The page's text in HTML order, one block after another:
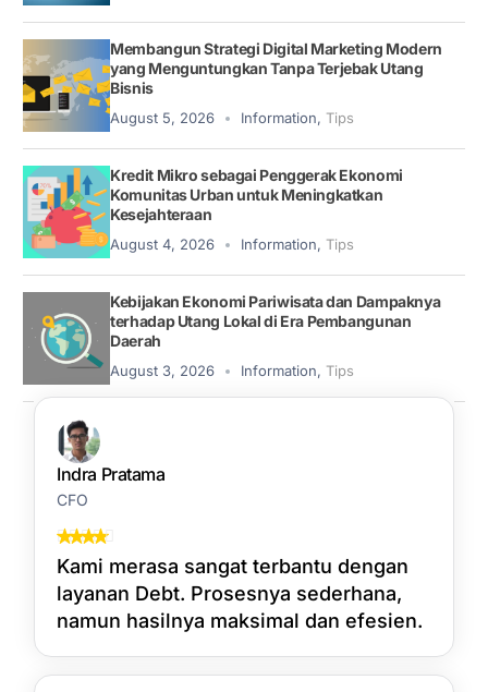
Membangun Strategi Digital Marketing Modern
yang Menguntungkan Tanpa Terjebak Utang
Bisnis
August 5, 2026 Information, Tips
Kredit Mikro sebagai Penggerak Ekonomi
Komunitas Urban untuk Meningkatkan
Kesejahteraan
August 4, 2026 Information, Tips
Kebijakan Ekonomi Pariwisata dan Dampaknya
terhadap Utang Lokal di Era Pembangunan
Daerah
August 3, 2026 Information, Tips
Indra Pratama
CFO
Kami merasa sangat terbantu dengan
layanan Debt. Prosesnya sederhana,
namun hasilnya maksimal dan efesien.